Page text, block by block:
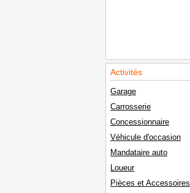
Activités
Garage
Carrosserie
Concessionnaire
Véhicule d'occasion
Mandataire auto
Loueur
Pièces et Accessoires